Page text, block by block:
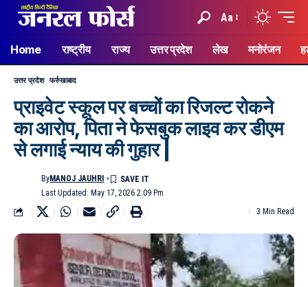
Aa
Home राष्ट्रीय राज्य उत्तर प्रदेश लेख मनोरंजन
उत्तर प्रदेश फर्रुखाबाद
प्राइवेट स्कूल पर बच्चों का रिजल्ट रोकने
का आरोप, पिता ने फेसबुक लाइव कर डीएम
से लगाई न्याय की गुहार |
Last Updated: May 17, 2026 2:09 Pm
ByMANOJ JAUHRI
3 Min Read